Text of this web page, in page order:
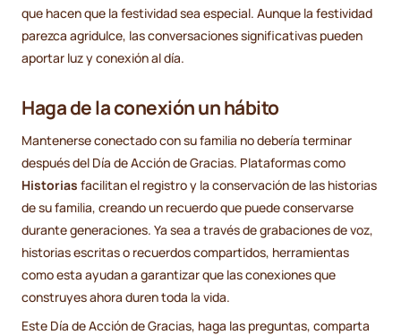
que hacen que la festividad sea especial. Aunque la festividad
parezca agridulce, las conversaciones significativas pueden
aportar luz y conexión al día.
Haga de la conexión un hábito
Mantenerse conectado con su familia no debería terminar
después del Día de Acción de Gracias. Plataformas como
Historias facilitan el registro y la conservación de las historias
de su familia, creando un recuerdo que puede conservarse
durante generaciones. Ya sea a través de grabaciones de voz,
historias escritas o recuerdos compartidos, herramientas
como esta ayudan a garantizar que las conexiones que
construyes ahora duren toda la vida.
Este Día de Acción de Gracias, haga las preguntas, comparta